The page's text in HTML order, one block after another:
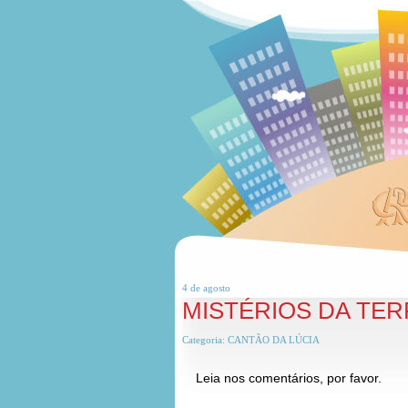
4 de agosto
MISTÉRIOS DA
Categoria: CANTÃO DA LÚCIA
Leia nos comentários, por favor.